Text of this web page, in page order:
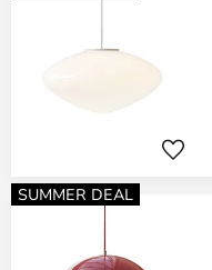
SUMMER DEAL